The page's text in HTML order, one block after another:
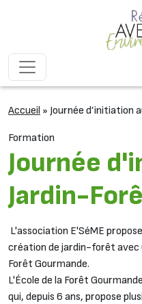
Navigation
Accueil » Journée d’initiation
Formation
Journée
Jardin-
L'association E'SéME
création de jardin-forêt avec
Forêt Gourmande.
L'École de la Forêt
qui, depuis 6 ans, propose